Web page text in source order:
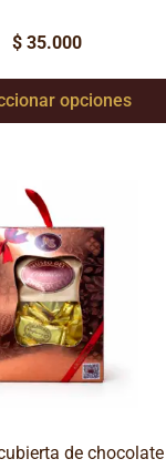
$35.000
opciones
de chocolate